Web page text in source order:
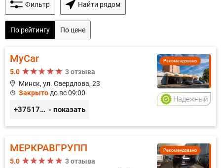
Фильтр Найти рядом
По рейтингу По цене
Рекомендовано
MyCar
5.0
3 отзыва
Минск, ул. Свердлова, 23
Закрыто до вс 09:00
+375173212443 - показать
Рекомендовано
МЕРКРАВГРУПП
5.0
3 отзыва